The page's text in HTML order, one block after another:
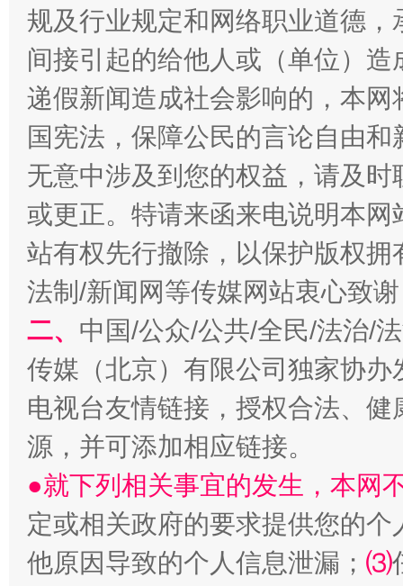
千年窑火 生生不息 一
揭开“小金库”的免责幌子
规及行业规定和网络职业道德
间接引起的给他人或（单位）
递假新闻造成社会影响的，本
国宪法，保障公民的言论自由
无意中涉及到您的权益，请及
或更正。特请来函来电说明本
站有权先行撤除，以保护版权
法制/新闻网等传媒网站衷心致
二、 中国/公众/公共/全民/法治/
传媒（北京）有限公司独家协
电视台友情链接，授权合法、
源，并可添加相应链接。
●就下列相关事宜的发生，本网
定或相关政府的要求提供您的个
他原因导致的个人信息泄漏； ⑶